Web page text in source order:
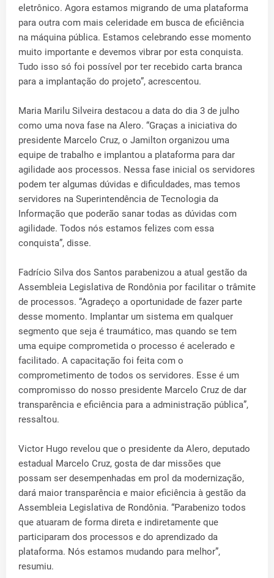
eletrônico. Agora estamos migrando de uma plataforma
para outra com mais celeridade em busca de eficiência
na máquina pública. Estamos celebrando esse momento
muito importante e devemos vibrar por esta conquista.
Tudo isso só foi possível por ter recebido carta branca
para a implantação do projeto”, acrescentou.
Maria Marilu Silveira destacou a data do dia 3 de julho
como uma nova fase na Alero. “Graças a iniciativa do
presidente Marcelo Cruz, o Jamilton organizou uma
equipe de trabalho e implantou a plataforma para dar
agilidade aos processos. Nessa fase inicial os servidores
podem ter algumas dúvidas e dificuldades, mas temos
servidores na Superintendência de Tecnologia da
Informação que poderão sanar todas as dúvidas com
agilidade. Todos nós estamos felizes com essa
conquista”, disse.
Fadrício Silva dos Santos parabenizou a atual gestão da
Assembleia Legislativa de Rondônia por facilitar o trâmite
de processos. “Agradeço a oportunidade de fazer parte
desse momento. Implantar um sistema em qualquer
segmento que seja é traumático, mas quando se tem
uma equipe comprometida o processo é acelerado e
facilitado. A capacitação foi feita com o
comprometimento de todos os servidores. Esse é um
compromisso do nosso presidente Marcelo Cruz de dar
transparência e eficiência para a administração pública”,
ressaltou.
Victor Hugo revelou que o presidente da Alero, deputado
estadual Marcelo Cruz, gosta de dar missões que
possam ser desempenhadas em prol da modernização,
dará maior transparência e maior eficiência à gestão da
Assembleia Legislativa de Rondônia. “Parabenizo todos
que atuaram de forma direta e indiretamente que
participaram dos processos e do aprendizado da
plataforma. Nós estamos mudando para melhor”,
resumiu.